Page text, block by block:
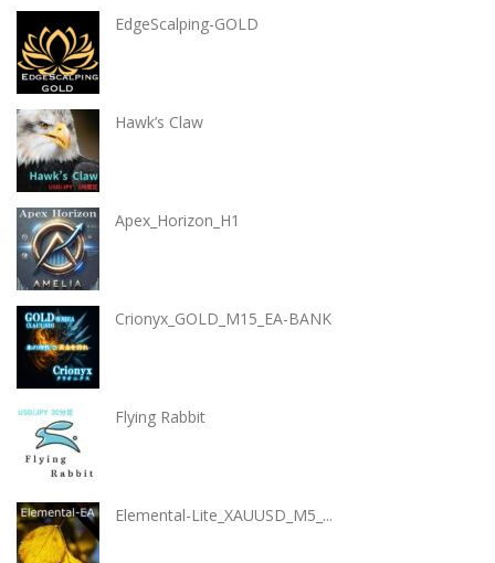
EdgeScalping-GOLD
Hawk’s Claw
Apex_Horizon_H1
Crionyx_GOLD_M15_EA-BANK
Flying Rabbit
Elemental-Lite_XAUUSD_M5_...